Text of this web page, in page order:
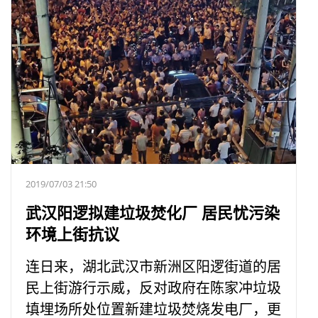
2019/07/03 21:50
武汉阳逻拟建垃圾焚化厂 居民忧污染
环境上街抗议
连日来，湖北武汉市新洲区阳逻街道的居
民上街游行示威，反对政府在陈家冲垃圾
填埋场所处位置新建垃圾焚烧发电厂，更